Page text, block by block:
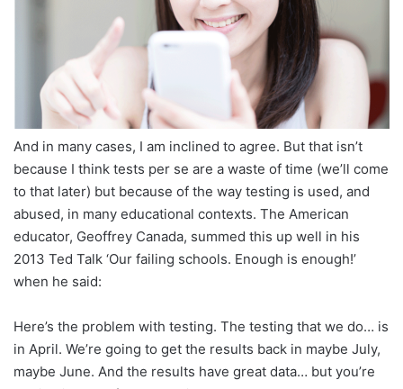
And in many cases, I am inclined to agree. But that isn’t
because I think tests per se are a waste of time (we’ll come
to that later) but because of the way testing is used, and
abused, in many educational contexts. The American
educator, Geoffrey Canada, summed this up well in his
2013 Ted Talk ‘Our failing schools. Enough is enough!’
when he said:
Here’s the problem with testing. The testing that we do… is
in April. We’re going to get the results back in maybe July,
maybe June. And the results have great data… but you’re